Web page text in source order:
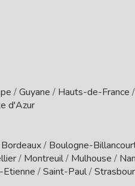
/Guyane / Hauts-de-France /
d'Azur
Bordeaux/ Boulogne-
/ Montreuil/ Mulhouse /
Etienne /Saint-Paul/